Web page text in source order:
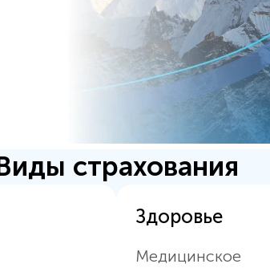
страхования
Здоровье
Медицинское